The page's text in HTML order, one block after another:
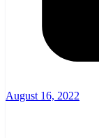
August 16, 2022